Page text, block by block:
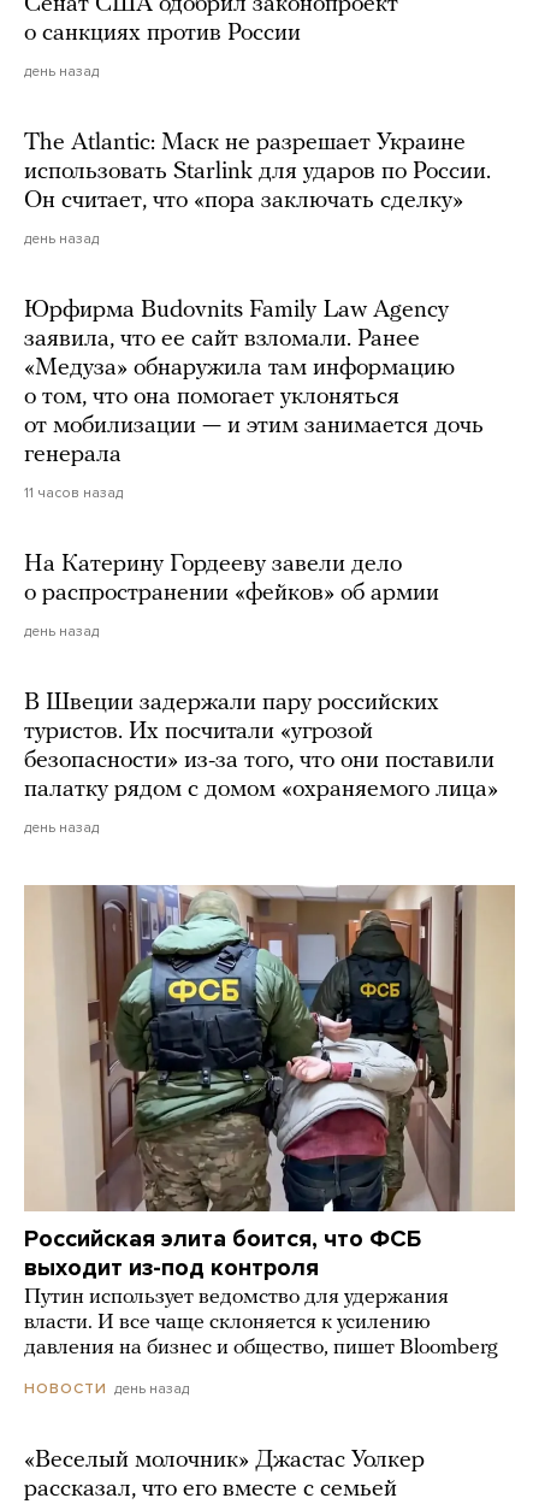
о санкциях против России
день назад
The Atlantic: Маск не разрешает Украине
использовать Starlink для ударов по России.
Он считает, что «пора заключать сделку»
день назад
Юрфирма Budovnits Family Law Agency
заявила, что ее сайт взломали. Ранее
«Медуза» обнаружила там информацию
о том, что она помогает уклоняться
от мобилизации — и этим занимается дочь
генерала
11 часов назад
На Катерину Гордееву завели дело
о распространении «фейков» об армии
день назад
В Швеции задержали пару российских
туристов. Их посчитали «угрозой
безопасности» из-за того, что они поставили
палатку рядом с домом «охраняемого лица»
день назад
Российская элита боится, что ФСБ
выходит из-под контроля
Путин использует ведомство для удержания
власти. И все чаще склоняется к усилению
давления на бизнес и общество, пишет Bloomberg
НОВОСТИ день назад
«Веселый молочник» Джастас Уолкер
рассказал, что его вместе с семьей